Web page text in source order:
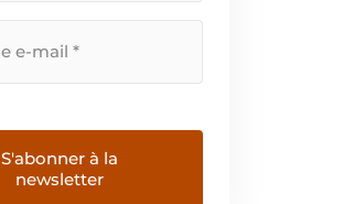
S'abonner à la
newsletter